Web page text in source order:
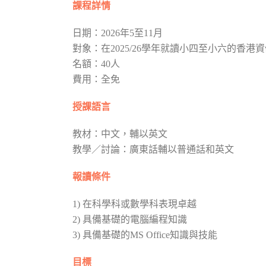
課程詳情
日期：2026年5至11月
對象：在2025/26學年就讀小四至小六的香港
名額：40人
費用：全免
授課語言
教材：中文，輔以英文
教學／討論：廣東話輔以普通話和英文
報讀條件
1) 在科學科或數學科表現卓越
2) 具備基礎的電腦編程知識
3) 具備基礎的MS Office知識與技能
目標